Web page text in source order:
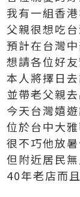
我有一組香
父親很想吃
預計在台灣
想請各位好
本人將擇日
並帶老父親
今天台灣嬉
位於台中大
很不巧他放
但附近居民
40年老店而